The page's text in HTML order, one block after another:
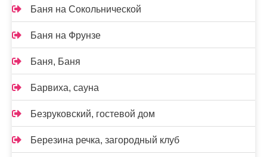
Баня на Сокольнической
Баня на Фрунзе
Баня, Баня
Барвиха, сауна
Безруковский, гостевой дом
Березина речка, загородный клуб